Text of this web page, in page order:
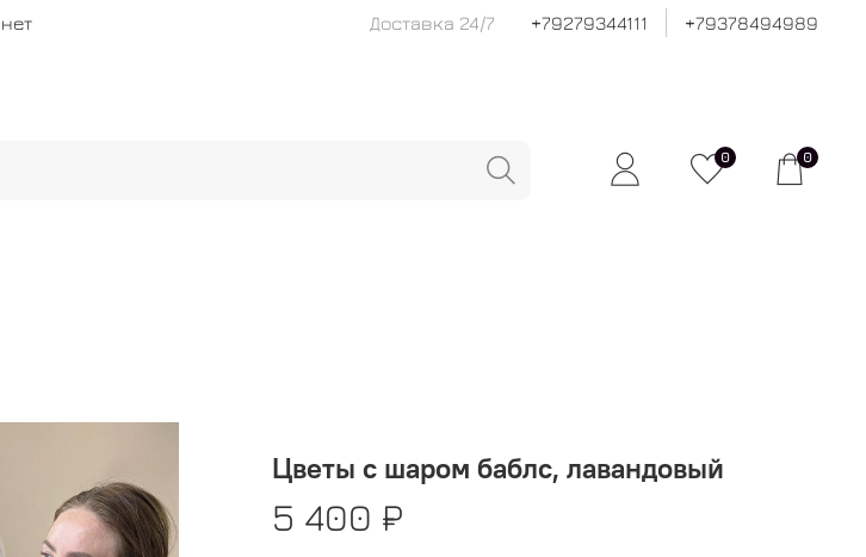
Доставка 24/7 +79279344111 +79378494989
0 0
Цветы с шаром баблс, лавандовый
5 400 ₽